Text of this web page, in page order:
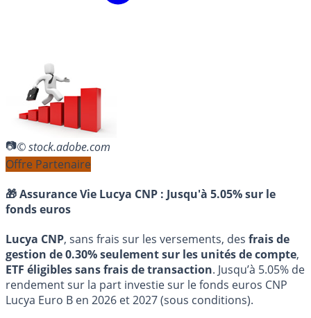
© stock.adobe.com
Offre Partenaire
🎁 Assurance Vie Lucya CNP : Jusqu'à 5.05% sur le
fonds euros
Lucya CNP, sans frais sur les versements, des frais de
gestion de 0.30% seulement sur les unités de compte,
ETF éligibles sans frais de transaction. Jusqu’à 5.05% de
rendement sur la part investie sur le fonds euros CNP
Lucya Euro B en 2026 et 2027 (sous conditions).